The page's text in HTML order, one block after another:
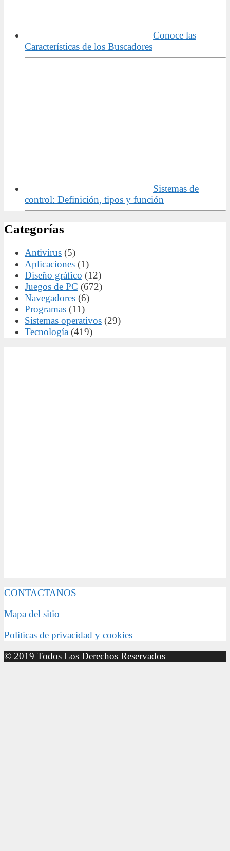
Conoce las
Características de los Buscadores
Sistemas de
control: Definición, tipos y función
Categorías
Antivirus (5)
Aplicaciones (1)
Diseño gráfico (12)
Juegos de PC (672)
Navegadores (6)
Programas (11)
Sistemas operativos (29)
Tecnología (419)
CONTACTANOS
Mapa del sitio
Politicas de privacidad y cookies
© 2019 Todos Los Derechos Reservados